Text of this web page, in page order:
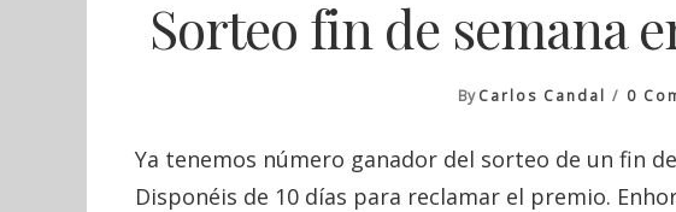
Sorteo fin de semana
ByCarlos Candal 0
Ya tenemos número ganador del sorteo de un fin
Disponéis de 10 días para reclamar el premio.